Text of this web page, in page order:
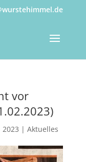
vor
2023 | Aktuelles